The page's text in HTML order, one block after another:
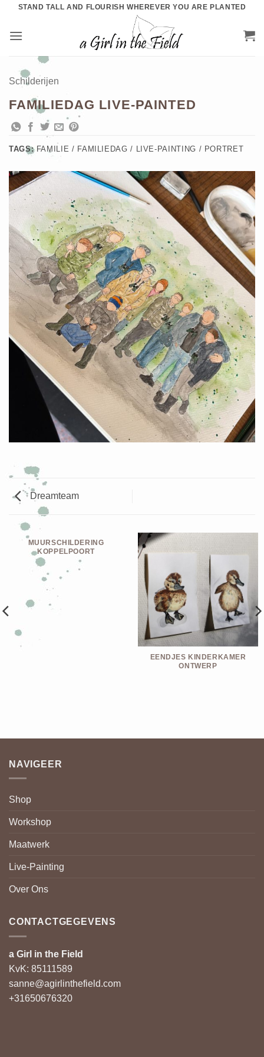
inhoud
STAND TALL AND FLOURISH WHEREVER YOU ARE PLANTED
Schilderijen
FAMILIEDAG LIVE-PAINTED
TAGS:FAMILIE / FAMILIEDAG / LIVE-PAINTING / PORTRET
Dreamteam
MUURSCHILDERING
KOPPELPOORT
EENDJES KINDERKAMER
ONTWERP
NAVIGEER
Shop
Workshop
Maatwerk
Live-Painting
Over Ons
CONTACTGEGEVENS
a Girl in the Field
KvK: 85111589
sanne@agirlinthefield.com
+31650676320